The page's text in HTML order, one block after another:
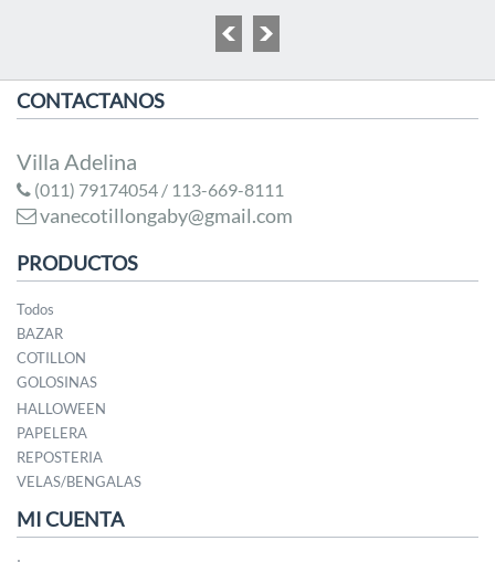
CONTACTANOS
Villa Adelina
(011) 79174054 / 113-669-8111
vanecotillongaby@gmail.com
PRODUCTOS
Todos
BAZAR
COTILLON
GOLOSINAS
HALLOWEEN
PAPELERA
REPOSTERIA
VELAS/BENGALAS
MI CUENTA